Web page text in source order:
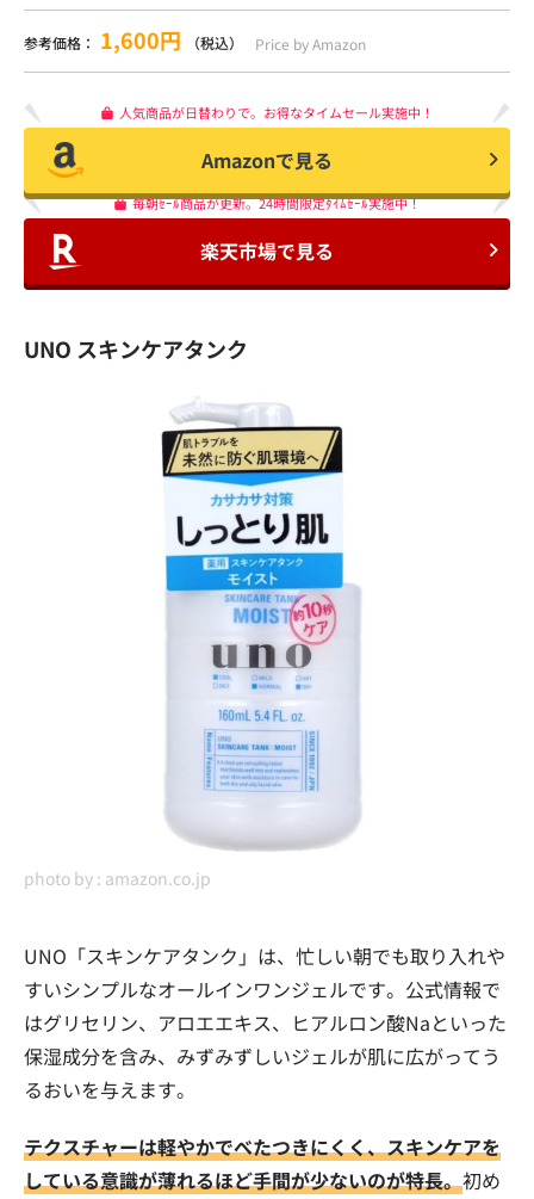
参考価格： 1,600円 （税込） Price by Amazon
人気商品が日替わりで。お得なタイムセール実施中！
Amazonで見る
毎朝ｾｰﾙ商品が更新。24時間限定ﾀｲﾑｾｰﾙ実施中！
楽天市場で見る
UNO スキンケアタンク
photo by : amazon.co.jp
UNO「スキンケアタンク」は、忙しい朝でも取り入れや
すいシンプルなオールインワンジェルです。公式情報で
はグリセリン、アロエエキス、ヒアルロン酸Naといった
保湿成分を含み、みずみずしいジェルが肌に広がってう
るおいを与えます。
テクスチャーは軽やかでべたつきにくく、スキンケアを
している意識が薄れるほど手間が少ないのが特長。初め